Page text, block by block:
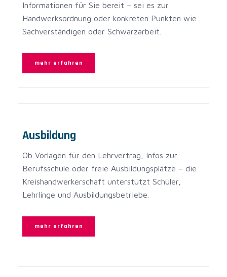
Informationen für Sie bereit – sei es zur
Handwerksordnung oder konkreten Punkten wie
Sachverständigen oder Schwarzarbeit.
mehr erfahren
Ausbildung
Ob Vorlagen für den Lehrvertrag, Infos zur
Berufsschule oder freie Ausbildungsplätze – die
Kreishandwerkerschaft unterstützt Schüler,
Lehrlinge und Ausbildungsbetriebe.
mehr erfahren